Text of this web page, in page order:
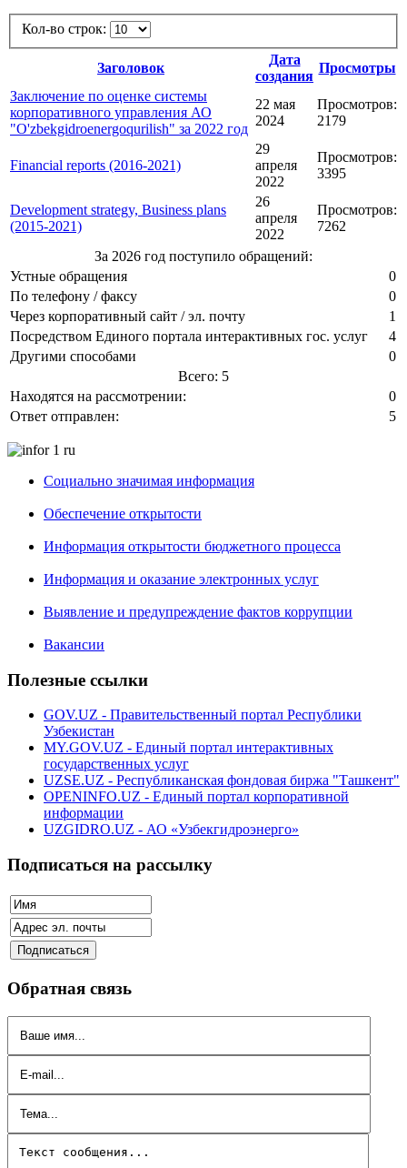
Кол-во строк:
Заголовок
Дата
создания
Просмотры
Заключение по оценке системы
корпоративного управления АО
"O'zbekgidroenergoqurilish" за 2022 год
22 мая
2024
Просмотров:
2179
Financial reports (2016-2021)
29
апреля
2022
Просмотров:
3395
Development strategy, Business plans
(2015-2021)
26
апреля
2022
Просмотров:
7262
За 2026 год поступило обращений:
Устные обращения
0
По телефону / факсу
0
Через корпоративный сайт / эл. почту
1
Посредством Единого портала интерактивных гос. услуг
4
Другими способами
0
Всего: 5
Находятся на рассмотрении:
0
Ответ отправлен:
5
Социально значимая информация
Обеспечение открытости
Информация открытости бюджетного процесса
Информация и оказание электронных услуг
Выявление и предупреждение фактов коррупции
Вакансии
Полезные ссылки
GOV.UZ - Правительственный портал Республики
Узбекистан
MY.GOV.UZ - Единый портал интерактивных
государственных услуг
UZSE.UZ - Республиканская фондовая биржа "Ташкент"
OPENINFO.UZ - Единый портал корпоративной
информации
UZGIDRO.UZ - АО «Узбекгидроэнерго»
Подписаться на рассылку
Обратная связь